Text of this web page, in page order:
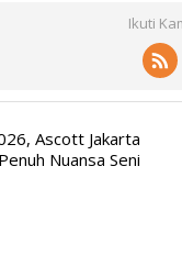
Ikuti
Ascott Jakarta
Nuansa Seni